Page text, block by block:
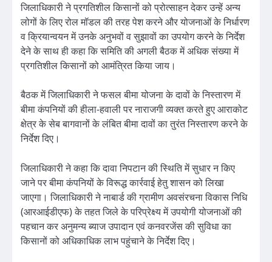
जिलाधिकारी ने प्रगतिशील किसानों को प्रोत्साहन देकर उन्हें अन्य
लोगों के लिए रोल मॉडल की तरह पेश करने और योजनाओं के निर्धारण
व क्रियान्वयन में उनके अनुभवों व सुझावों का उपयोग करने के निर्देश
देने के साथ ही कहा कि समिति की अगली बैठक में अधिक संख्या में
प्रगतिशील किसानों को आमंत्रित किया जाय।
बैठक में जिलाधिकारी ने फसल बीमा योजना के दावों के निस्तारण में
बीमा कंपनियों की हीला-हवाली पर नाराजगी व्यक्त करते हुए आराकोट
क्षेत्र के सेब बागवानों के लंबित बीमा दावों का तुरंत निस्तारण करने के
निर्देश दिए।
जिलाधिकारी ने कहा कि दावा निपटान की स्थिति में सुधार न किए
जाने पर बीमा कंपनियों के विरूद्ध कार्रवाई हेतु शासन को लिखा
जाएगा। जिलाधिकारी ने नाबार्ड की ग्रामीण अवसंरचना विकास निधि
(आरआईडीएफ) के तहत जिले के परिप्रेक्ष्य में उपयोगी योजनाओं की
पहचान कर अनुमन्य ब्याज उपादान एवं कनवरजेंस की सुविधा का
किसानों को अधिकाधिक लाभ पहुंचाने के निर्देश दिए।